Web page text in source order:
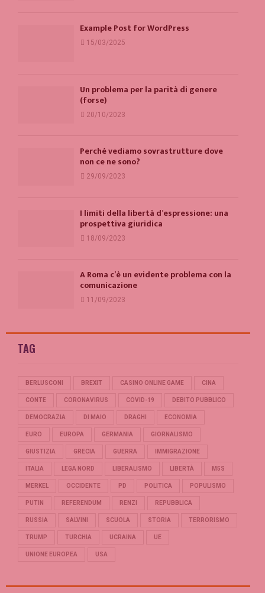
Example Post for WordPress
15/03/2025
Un problema per la parità di genere
(forse)
20/10/2023
Perché vediamo sovrastrutture dove
non ce ne sono?
29/09/2023
I limiti della libertà d’espressione: una
prospettiva giuridica
18/09/2023
A Roma c’è un evidente problema con la
comunicazione
11/09/2023
TAG
BERLUSCONI BREXIT CASINO ONLINE GAME CINA
CONTE CORONAVIRUS COVID-19 DEBITO PUBBLICO
DEMOCRAZIA DI MAIO DRAGHI ECONOMIA
EURO EUROPA GERMANIA GIORNALISMO
GIUSTIZIA GRECIA GUERRA IMMIGRAZIONE
ITALIA LEGA NORD LIBERALISMO LIBERTÀ M5S
MERKEL OCCIDENTE PD POLITICA POPULISMO
PUTIN REFERENDUM RENZI REPUBBLICA
RUSSIA SALVINI SCUOLA STORIA TERRORISMO
TRUMP TURCHIA UCRAINA UE
UNIONE EUROPEA USA